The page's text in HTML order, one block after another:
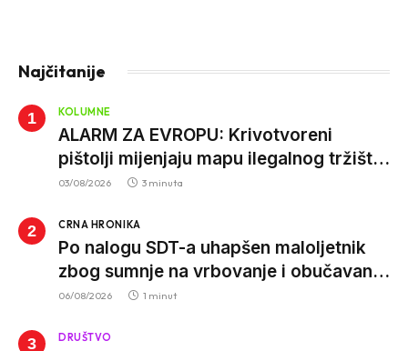
Najčitanije
KOLUMNE
ALARM ZA EVROPU: Krivotvoreni
pištolji mijenjaju mapu ilegalnog tržišta,
istrage ukazuju na proizvodnju van EU
03/08/2026 3 minuta
CRNA HRONIKA
Po nalogu SDT-a uhapšen maloljetnik
zbog sumnje na vrbovanje i obučavanje
za izvršenje terorističkih djela
06/08/2026 1 minut
DRUŠTVO